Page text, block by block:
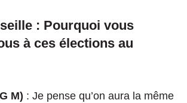
: Pourquoi vous
à ces élections au
M) : Je pense qu’on aura la même